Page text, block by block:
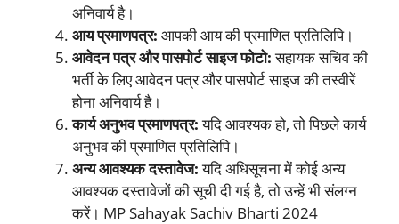
अनिवार्य है।
आय प्रमाणपत्र: आपकी आय की प्रमाणित प्रतिलिपि।
आवेदन पत्र और पासपोर्ट साइज फोटो:सहायक सचिव की
भर्ती के लिए आवेदन पत्र और पासपोर्ट साइज की तस्वीरें
होना अनिवार्य है।
कार्य अनुभव प्रमाणपत्र:यदि आवश्यक हो, तो पिछले कार्य
अनुभव की प्रमाणित प्रतिलिपि।
अन्य आवश्यक दस्तावेज:यदि अधिसूचना में कोई अन्य
आवश्यक दस्तावेजों की सूची दी गई है, तो उन्हें भी संलग्न
करें। MP Sahayak Sachiv Bharti 2024